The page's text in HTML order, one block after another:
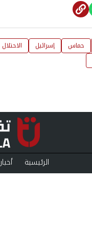
حماس إسرائيل
الرئيسية أخبار